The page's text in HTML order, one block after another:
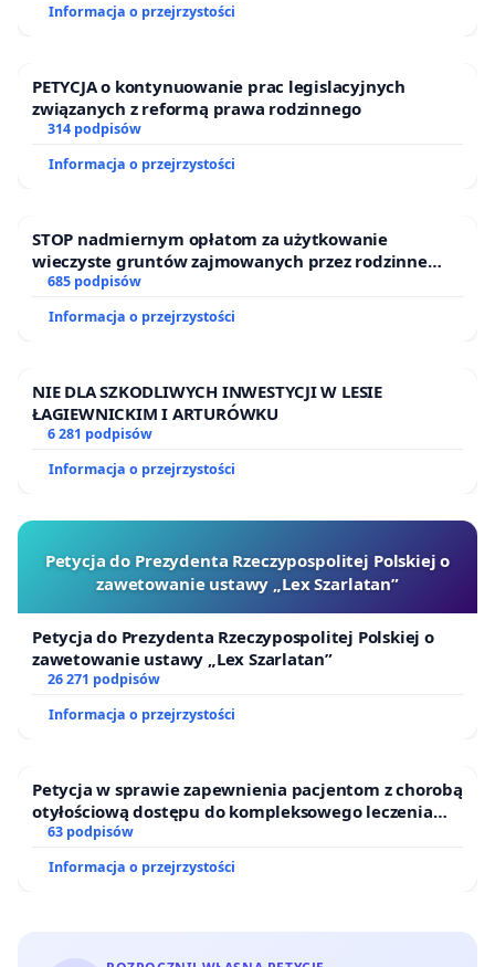
Informacja o przejrzystości
PETYCJA o kontynuowanie prac legislacyjnych
związanych z reformą prawa rodzinnego
314 podpisów
Informacja o przejrzystości
STOP nadmiernym opłatom za użytkowanie
wieczyste gruntów zajmowanych przez rodzinne
ogrody działkowe.
685 podpisów
Informacja o przejrzystości
NIE DLA SZKODLIWYCH INWESTYCJI W LESIE
ŁAGIEWNICKIM I ARTURÓWKU
6 281 podpisów
Informacja o przejrzystości
Petycja do Prezydenta Rzeczypospolitej Polskiej o
zawetowanie ustawy „Lex Szarlatan”
Petycja do Prezydenta Rzeczypospolitej Polskiej o
zawetowanie ustawy „Lex Szarlatan”
26 271 podpisów
Informacja o przejrzystości
Petycja w sprawie zapewnienia pacjentom z chorobą
otyłościową dostępu do kompleksowego leczenia
oraz programów profilaktycznych.
63 podpisów
Informacja o przejrzystości